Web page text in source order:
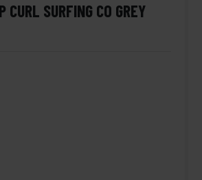
CURL SURFING CO GREY